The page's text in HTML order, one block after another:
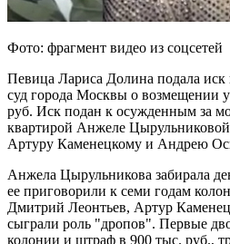
Фото: фрагмент видео из соцсетей
Певица Лариса Долина подала
суд города Москвы о возмещении
руб. Иск подан к осужденным за
квартирой Анжеле
Артуру Каменецкому и Андрею
Анжела Цырульникова забирала
ее приговорили к семи годам
Дмитрий Леонтьев, Артур
сыграли роль "дропов". Первые
колонии и штраф в 900 тыс. руб.,